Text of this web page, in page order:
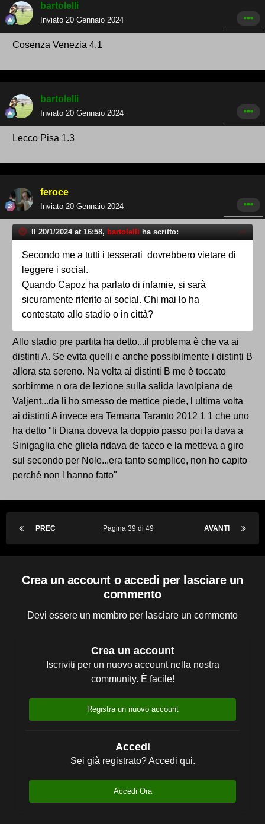
bartolelli
Inviato 20 Gennaio 2024
Cosenza Venezia 4.1
bartolelli
Inviato 20 Gennaio 2024
Lecco Pisa 1.3
feroce
Inviato 20 Gennaio 2024
Il 20/1/2024 at 16:58, bartolelli ha scritto:
Secondo me a tutti i tesserati dovrebbero vietare di
leggere i social.
Quando Capoz ha parlato di infamie, si sarà
sicuramente riferito ai social. Chi mai lo ha
contestato allo stadio o in città?
Allo stadio pre partita ha detto...il problema è che va ai
distinti A. Se evita quelli e anche possibilmente i distinti B
allora sta sereno. Na volta ai distinti B me è toccato
sorbimme n ora de lezione sulla salida lavolpiana de
Valjent...da lì ho smesso de mettice piede, l ultima volta
ai distinti A invece era Ternana Taranto 2012 1 1 che uno
ha detto "li Diana doveva fa doppio passo poi la dava a
Sinigaglia che gliela ridava de tacco e la metteva a giro
sul secondo per Nole...era tanto semplice, non ho capito
perché non l hanno fatto"
PREC AVANTI
Pagina 39 di 49
Crea un account o accedi per lasciare un
commento
Devi essere un membro per lasciare un commento
Crea un account
Iscriviti per un nuovo account nella nostra
community. È facile!
Registra un nuovo account
Accedi
Sei già registrato? Accedi qui.
Accedi Ora